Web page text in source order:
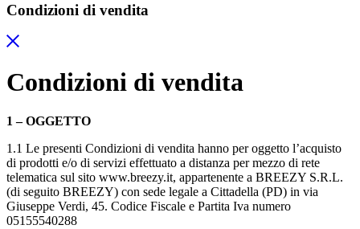
Condizioni di vendita
Condizioni di vendita
1 – OGGETTO
1.1 Le presenti Condizioni di vendita hanno per oggetto l’acquisto
di prodotti e/o di servizi effettuato a distanza per mezzo di rete
telematica sul sito www.breezy.it, appartenente a BREEZY S.R.L.
(di seguito BREEZY) con sede legale a Cittadella (PD) in via
Giuseppe Verdi, 45. Codice Fiscale e Partita Iva numero
05155540288